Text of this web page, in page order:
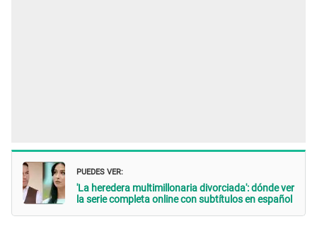
PUEDES VER:
'La heredera multimillonaria divorciada': dónde ver
la serie completa online con subtítulos en español